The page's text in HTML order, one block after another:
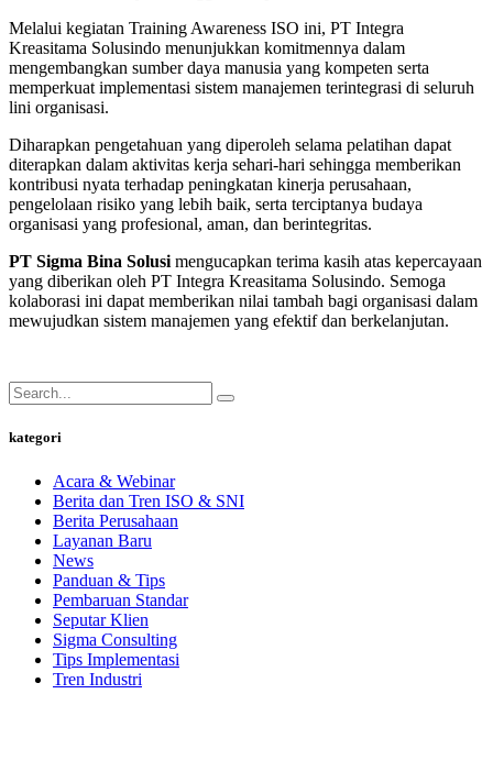
Melalui kegiatan Training Awareness ISO ini, PT Integra
Kreasitama Solusindo menunjukkan komitmennya dalam
mengembangkan sumber daya manusia yang kompeten serta
memperkuat implementasi sistem manajemen terintegrasi di seluruh
lini organisasi.
Diharapkan pengetahuan yang diperoleh selama pelatihan dapat
diterapkan dalam aktivitas kerja sehari-hari sehingga memberikan
kontribusi nyata terhadap peningkatan kinerja perusahaan,
pengelolaan risiko yang lebih baik, serta terciptanya budaya
organisasi yang profesional, aman, dan berintegritas.
PT Sigma Bina Solusi mengucapkan terima kasih atas kepercayaan
yang diberikan oleh PT Integra Kreasitama Solusindo. Semoga
kolaborasi ini dapat memberikan nilai tambah bagi organisasi dalam
mewujudkan sistem manajemen yang efektif dan berkelanjutan.
kategori
Acara & Webinar
Berita dan Tren ISO & SNI
Berita Perusahaan
Layanan Baru
News
Panduan & Tips
Pembaruan Standar
Seputar Klien
Sigma Consulting
Tips Implementasi
Tren Industri